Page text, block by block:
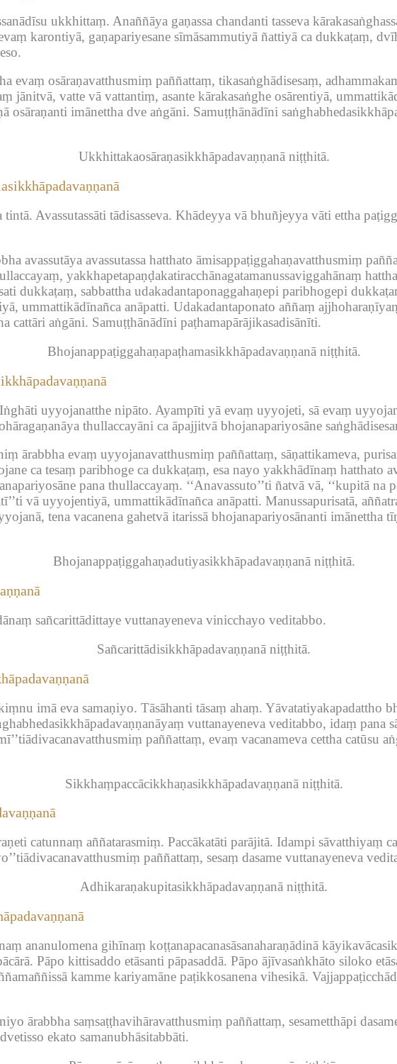
ukkhittaṃ. Anaññāya gaṇassa chandanti tasseva
karontiyā, gaṇapariyesane sīmāsammutiyā ñattiyā ca dukkaṭaṃ,
evaṃ osāraṇavatthusmiṃ paññattaṃ, tikasaṅghādisesaṃ,
jānitvā, vatte vā vattantiṃ, asante kārakasaṅghe osārentiyā,
osāraṇanti imānettha dve aṅgāni. Samuṭṭhānādīni
Ukkhittakaosāraṇasikkhāpadavaṇṇanā niṭṭhitā.
tintā. Avassutassāti tādisasseva. Khādeyya vā bhuñjeyya vāti ettha
avassutāya avassutassa hatthato āmisappaṭiggahaṇavatthusmiṃ
yakkhapetapaṇḍakatiracchānagatamanussaviggahānaṃ
dukkaṭaṃ, sabbattha udakadantaponaggahaṇepi paribhogepi
ummattikādīnañca anāpatti. Udakadantaponato aññaṃ
cattāri aṅgāni. Samuṭṭhānādīni paṭhamapārājikasadisānīti.
Bhojanappaṭiggahaṇapaṭhamasikkhāpadavaṇṇanā niṭṭhitā.
Iṅghāti uyyojanatthe nipāto. Ayampīti yā evaṃ uyyojeti, sā evaṃ
thullaccayāni ca āpajjitvā bhojanapariyosāne
ārabbha evaṃ uyyojanavatthusmiṃ paññattaṃ, sāṇattikameva,
ca tesaṃ paribhoge ca dukkaṭaṃ, esa nayo yakkhādīnaṃ hatthato
pana thullaccayaṃ. ‘‘Anavassuto’’ti ñatvā vā, ‘‘kupitā na
vā uyyojentiyā, ummattikādīnañca anāpatti. Manussapurisatā,
tena vacanena gahetvā itarissā bhojanapariyosānanti imānettha
Bhojanappaṭiggahaṇadutiyasikkhāpadavaṇṇanā niṭṭhitā.
sañcarittādittaye vuttanayeneva vinicchayo veditabbo.
Sañcarittādisikkhāpadavaṇṇanā niṭṭhitā.
imā eva samaṇiyo. Tāsāhanti tāsaṃ ahaṃ. Yāvatatiyakapadattho
vuttanayeneva veditabbo, idaṃ
paññattaṃ, evaṃ vacanameva cettha catūsu
Sikkhaṃpaccācikkhaṇasikkhāpadavaṇṇanā niṭṭhitā.
catunnaṃ aññatarasmiṃ. Paccākatāti parājitā. Idampi sāvatthiyaṃ
paññattaṃ, sesaṃ dasame vuttanayeneva
Adhikaraṇakupitasikkhāpadavaṇṇanā niṭṭhitā.
ananulomena gihīnaṃ koṭṭanapacanasāsanaharaṇādinā
Pāpo kittisaddo etāsanti pāpasaddā. Pāpo ājīvasaṅkhāto siloko
kamme kariyamāne paṭikkosanena vihesikā.
ārabbha saṃsaṭṭhavihāravatthusmiṃ paññattaṃ, sesametthāpi
ekato samanubhāsitabbāti.